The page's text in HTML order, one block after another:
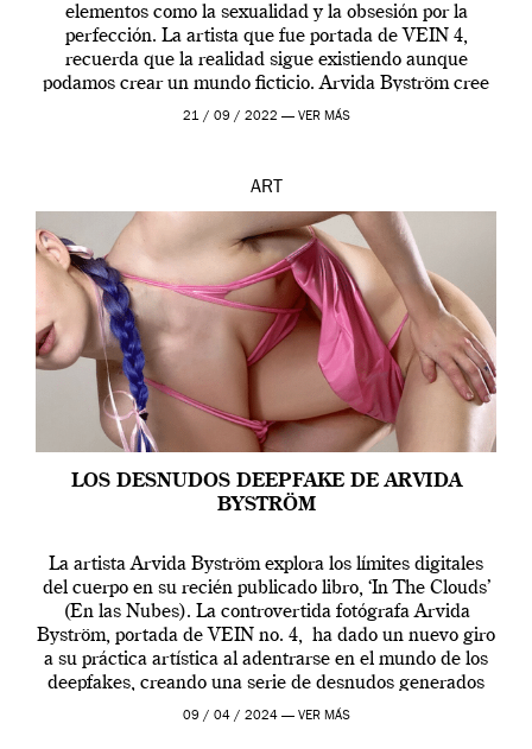
elementos como la sexualidad y la obsesión por la
perfección. La artista que fue portada de VEIN 4,
recuerda que la realidad sigue existiendo aunque
podamos crear un mundo ficticio. Arvida Byström cree
que los humanos tienen un complejo […]
21 / 09 / 2022 — VER MÁS
ART
LOS DESNUDOS DEEPFAKE DE ARVIDA
BYSTRÖM
La artista Arvida Byström explora los límites digitales
del cuerpo en su recién publicado libro, ‘In The Clouds’
(En las Nubes). La controvertida fotógrafa Arvida
Byström, portada de VEIN no. 4, ha dado un nuevo giro
a su práctica artística al adentrarse en el mundo de los
deepfakes, creando una serie de desnudos generados
por […]
09 / 04 / 2024 — VER MÁS